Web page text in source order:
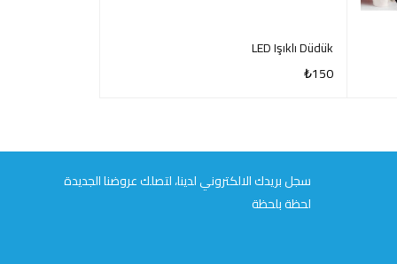
LED Işıklı Düdük
₺150
سجل بريدك الالكتروني لدينا، لتصلك عروضنا الجديدة
لحظة بلحظة